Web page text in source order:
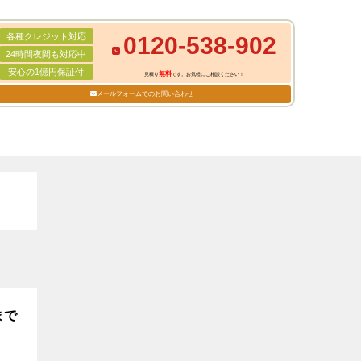
各種クレジット対応
24時間夜間も対応中
安心の1億円保証付
0120-538-902
見積り無料です。お気軽にご相談ください！
メールフォームでのお問い合わせ
で